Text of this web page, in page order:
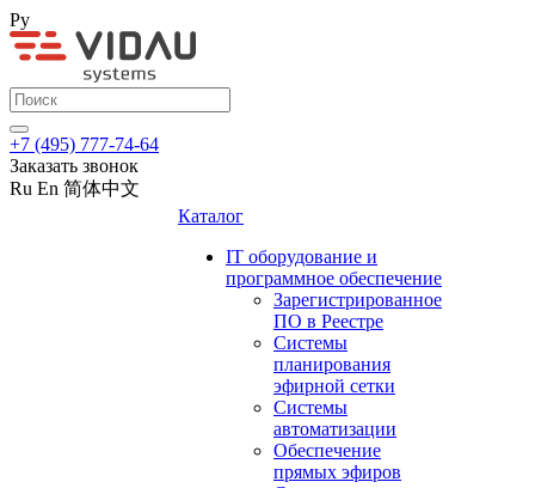
Ру
+7 (495) 777-74-64
Заказать звонок
Ru En 简体中文
Каталог
IT оборудование и
программное обеспечение
Зарегистрированное
ПО в Реестре
Системы
планирования
эфирной сетки
Системы
автоматизации
Обеспечение
прямых эфиров